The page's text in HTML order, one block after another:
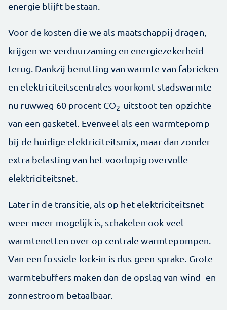
energie blijft bestaan.
Voor de kosten die we als maatschappij dragen,
krijgen we verduurzaming en energiezekerheid
terug. Dankzij benutting van warmte van fabrieken
en elektriciteitscentrales voorkomt stadswarmte
nu ruwweg 60 procent CO2-uitstoot ten opzichte
van een gasketel. Evenveel als een warmtepomp
bij de huidige elektriciteitsmix, maar dan zonder
extra belasting van het voorlopig overvolle
elektriciteitsnet.
Later in de transitie, als op het elektriciteitsnet
weer meer mogelijk is, schakelen ook veel
warmtenetten over op centrale warmtepompen.
Van een fossiele lock-in is dus geen sprake. Grote
warmtebuffers maken dan de opslag van wind- en
zonnestroom betaalbaar.